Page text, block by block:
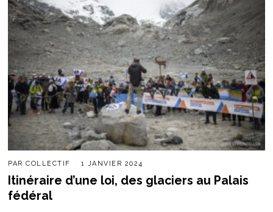
PARCOLLECTIF 1 JANVIER 2024
Itinéraire d’une loi, des glaciers au Palais
fédéral